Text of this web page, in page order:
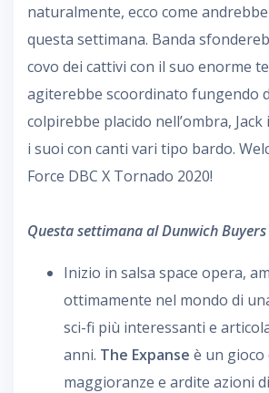
naturalmente, ecco come
questa settimana. Banda
covo dei cattivi con il suo enorme
agiterebbe scoordinato fungendo
colpirebbe placido nell’ombra,
i suoi con canti vari tipo bardo.
Force DBC X Tornado 2020!
Questa settimana al Dunwich Buyers
Inizio in salsa space opera,
ottimamente nel mondo di
sci-fi più interessanti e
anni. The Expanse è un gioco
maggioranze e ardite azioni